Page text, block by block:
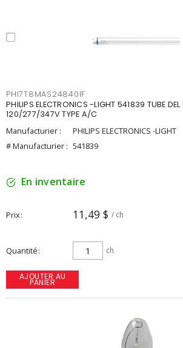
PHI7T8MAS24840IF
PHILIPS ELECTRONICS -LIGHT 541839 TUBE
120/277/347V TYPE A/C
Manufacturier :
PHILIPS ELECTRONICS -LIGHT
# Manufacturier : 541839
En inventaire
Prix 11,49 $ / ch
Quantité ch
AJOUTER AU
PANIER